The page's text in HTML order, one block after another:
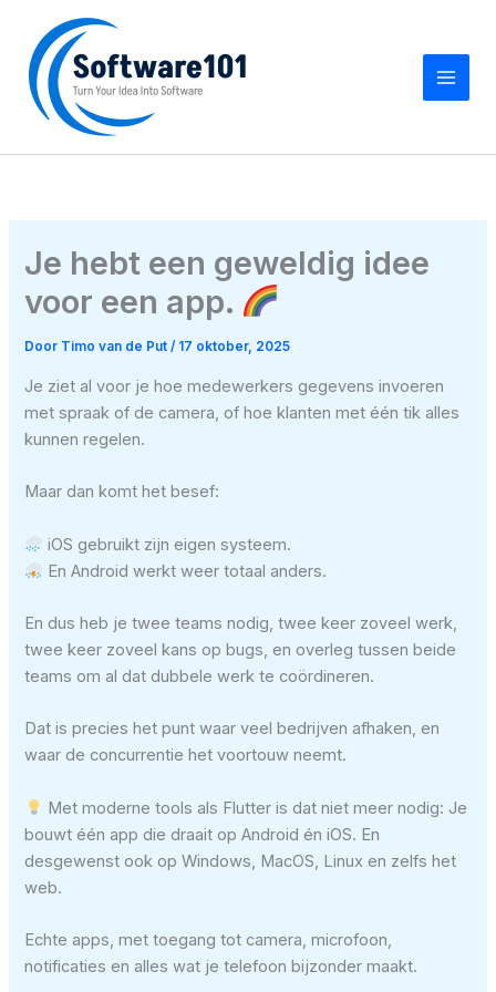
inhoud
Je hebt een geweldig idee
voor een app.
Door Timo van de Put/ 17 oktober, 2025
Je ziet al voor je hoe medewerkers gegevens invoeren
met spraak of de camera, of hoe klanten met één tik alles
kunnen regelen.
Maar dan komt het besef:
iOS gebruikt zijn eigen systeem.
En Android werkt weer totaal anders.
En dus heb je twee teams nodig, twee keer zoveel werk,
twee keer zoveel kans op bugs, en overleg tussen beide
teams om al dat dubbele werk te coördineren.
Dat is precies het punt waar veel bedrijven afhaken, en
waar de concurrentie het voortouw neemt.
Met moderne tools als Flutter is dat niet meer nodig: Je
bouwt één app die draait op Android én iOS. En
desgewenst ook op Windows, MacOS, Linux en zelfs het
web.
Echte apps, met toegang tot camera, microfoon,
notificaties en alles wat je telefoon bijzonder maakt.